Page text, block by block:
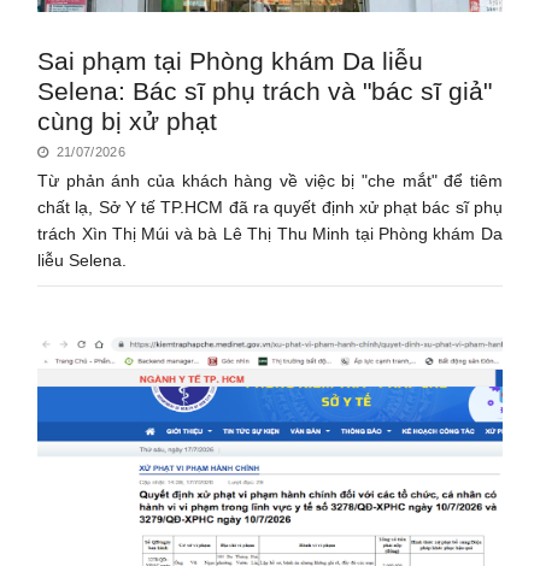
Sai phạm tại Phòng khám Da liễu
Selena: Bác sĩ phụ trách và "bác sĩ giả"
cùng bị xử phạt
21/07/2026
Từ phản ánh của khách hàng về việc bị "che mắt" để tiêm
chất lạ, Sở Y tế TP.HCM đã ra quyết định xử phạt bác sĩ phụ
trách Xìn Thị Múi và bà Lê Thị Thu Minh tại Phòng khám Da
liễu Selena.